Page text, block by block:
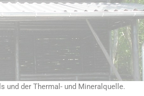
und der Thermal- und Mineralquelle.